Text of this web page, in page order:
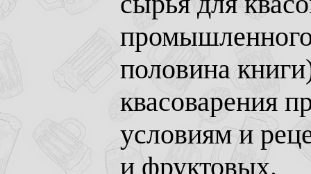
промышленного
половина
квасоварения
условиям и
и фруктовых.